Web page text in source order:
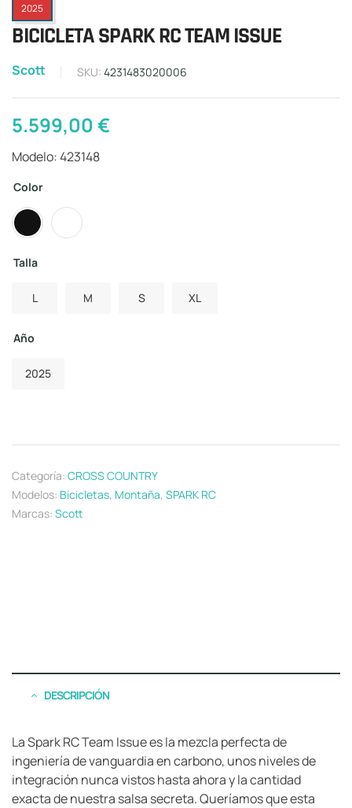
2025
BICICLETA SPARK RC TEAM ISSUE
Scott SKU: 4231483020006
5.599,00€
Modelo: 423148
Color
Talla
L M S XL
Año
2025
Categoría: CROSS COUNTRY
Modelos: Bicicletas, Montaña, SPARK RC
Marcas: Scott
DESCRIPCIÓN
La Spark RC Team Issue es la mezcla perfecta de
ingeniería de vanguardia en carbono, unos niveles de
integración nunca vistos hasta ahora y la cantidad
exacta de nuestra salsa secreta. Queríamos que esta